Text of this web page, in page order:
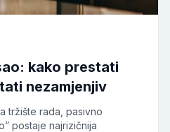
kako prestati
nezamjenjiv
tržište rada, pasivno
postaje najrizičnija